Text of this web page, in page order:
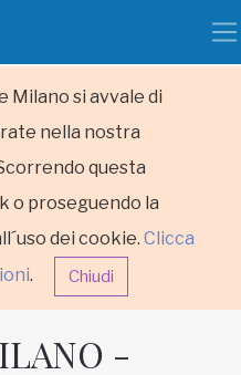
Milano si avvale di
nella nostra
questa
o proseguendo la
dei cookie. Clicca
. Chiudi
-